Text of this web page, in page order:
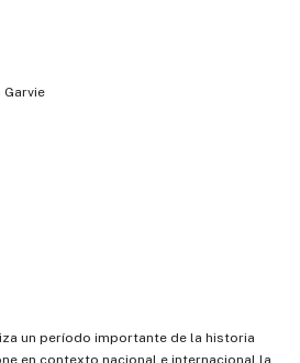
un período importante de la historia